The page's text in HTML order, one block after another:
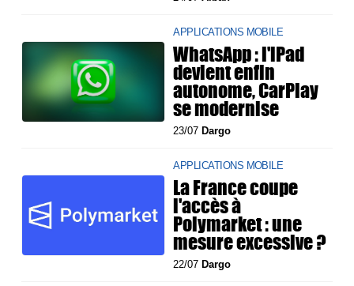
APPLICATIONS MOBILE
WhatsApp : l'iPad
devient enfin
autonome, CarPlay
se modernise
23/07 Dargo
APPLICATIONS MOBILE
La France coupe
l'accès à
Polymarket : une
mesure excessive ?
22/07 Dargo